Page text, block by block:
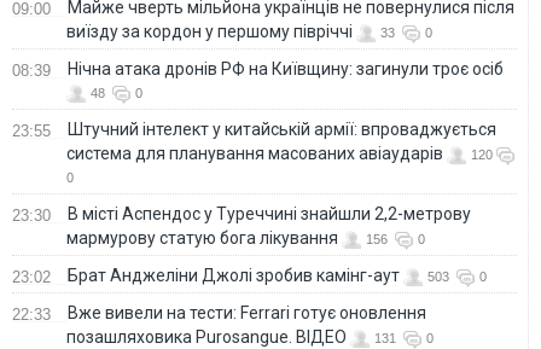
09:00
Майже чверть мільйона українців не повернулися після
виїзду за кордон у першому півріччі
33 0
08:39 Нічна атака дронів РФ на Київщину: загинули троє осіб
48 0
23:55
Штучний інтелект у китайській армії: впроваджується
система для планування масованих авіаударів
120
0
23:30
В місті Аспендос у Туреччині знайшли 2,2-метрову
мармурову статую бога лікування
156 0
23:02 Брат Анджеліни Джолі зробив камінг-аут 503 0
22:33
Вже вивели на тести: Ferrari готує оновлення
позашляховика Purosangue. ВІДЕО
131 0